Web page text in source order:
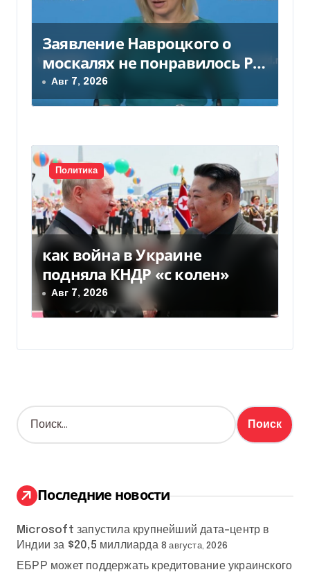
Заявление Навроцкого о
москалях не понравилось РФ
— видео
Авг 7, 2026
Политика
как война в Украине
подняла КНДР «с колен»
Авг 7, 2026
Н
а
:
Последние новости
Microsoft запустила крупнейший дата-центр в
Индии за $20,5 миллиарда 8 августа, 2026
ЕБРР может поддержать кредитование украинского